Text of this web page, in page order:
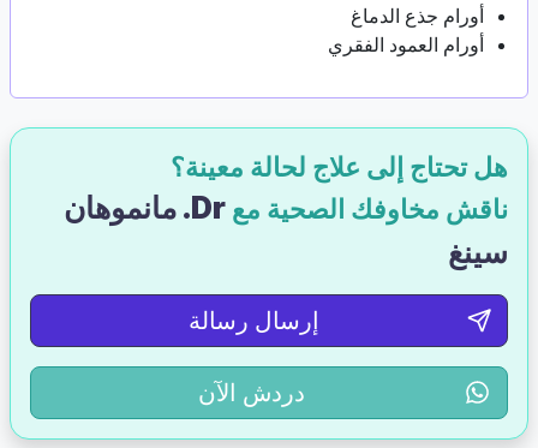
أورام جذع الدماغ
أورام العمود الفقري
هل تحتاج إلى علاج لحالة معينة؟
ناقش مخاوفك الصحية مع
Dr. مانموهان
سينغ
إرسال رسالة
دردش الآن